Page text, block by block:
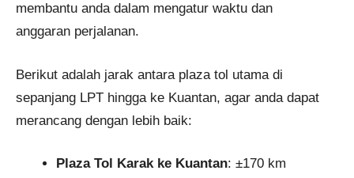
membantu anda dalam mengatur waktu dan
anggaran perjalanan.
Berikut adalah jarak antara plaza tol utama di
sepanjang LPT hingga ke Kuantan, agar anda dapat
merancang dengan lebih baik:
Plaza Tol Karak ke Kuantan: ±170 km